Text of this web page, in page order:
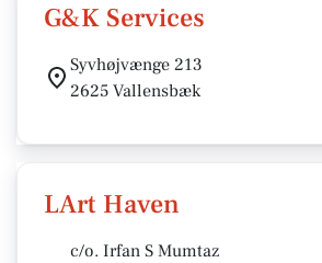
G&K Services
Syvhøjvænge 213
2625 Vallensbæk
LArt Haven
c/o. Irfan S Mumtaz